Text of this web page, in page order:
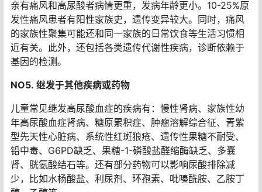
合并高尿酸血症的比例，比体型正常的儿童要高得多，并
且高血压、高血脂、肾损害发生的风险明显升高。
NO4. 家族性聚集
痛风属于多基因遗传病，家族性痛风患者比非家族性者起
病更早，病情更严重，且双亲有痛风和高尿酸血症者比单
发性痛风患者有阳性家族史，遗传变异较大。同时，痛风
的家族性聚集可能还和同一家族的日常饮食等生活习惯相
近有关。此外，还包括各类遗传代谢性疾病，诊断依赖于
基因的检测。
NO5. 继发于其他疾病或药物